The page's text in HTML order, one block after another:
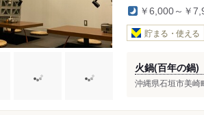
￥6,000～￥
貯まる・使える
火鍋(百年の鍋
沖縄県石垣市美崎